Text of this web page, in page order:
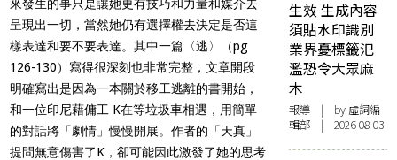
來發生的事只是讓她更有技巧和力量和媒介去
呈現出一切，當然她仍有選擇權去決定是否這
樣表達和要不要表達。其中一篇〈逃〉（pg
126-130）寫得很深刻也非常完整，文章開段
明確寫出是因為一本關於移工逃離的書開始，
和一位印尼藉傭工 K在等垃圾車相遇，用簡單
的對話將「劇情」慢慢開展。作者的「天真」
提問無意傷害了K，卻可能因此激發了她的思考
生效 生成內容
須貼水印識別
業界憂標籤氾
濫恐令大眾麻
木
報導 | by 虛詞編
輯部 | 2026-08-03